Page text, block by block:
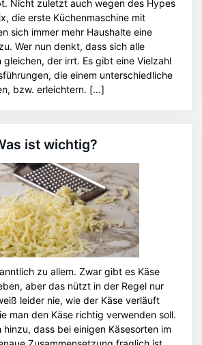
Nicht zuletzt auch wegen des Hypes
die erste Küchenmaschine mit
sich immer mehr Haushalte eine
Wer nun denkt, dass sich alle
gleichen, der irrt. Es gibt eine Vielzahl
die einem unterschiedliche
bzw. erleichtern. […]
ist wichtig?
zu allem. Zwar gibt es Käse
aber das nützt in der Regel nur
leider nie, wie der Käse verläuft
man den Käse richtig verwenden soll.
hinzu, dass bei einigen Käsesorten im